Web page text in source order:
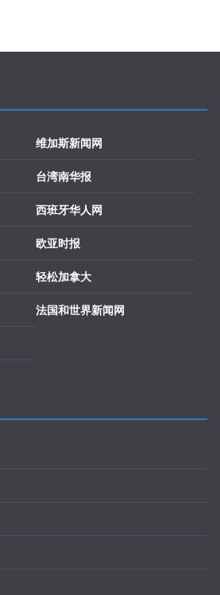
维加斯新闻网
台湾南华报
西班牙华人网
欧亚时报
轻松加拿大
法国和世界新闻网